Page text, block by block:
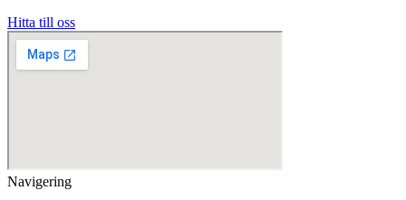
Hitta till oss
Navigering